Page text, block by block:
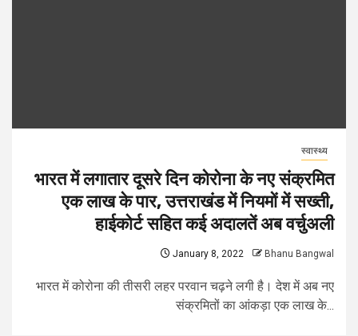
स्वास्थ्य
भारत में लगातार दूसरे दिन कोरोना के नए संक्रमित
एक लाख के पार, उत्तराखंड में नियमों में सख्ती,
हाईकोर्ट सहित कई अदालतें अब वर्चुअली
January 8, 2022 Bhanu Bangwal
भारत में कोरोना की तीसरी लहर परवान चढ़ने लगी है। देश में अब नए
संक्रमितों का आंकड़ा एक लाख के...